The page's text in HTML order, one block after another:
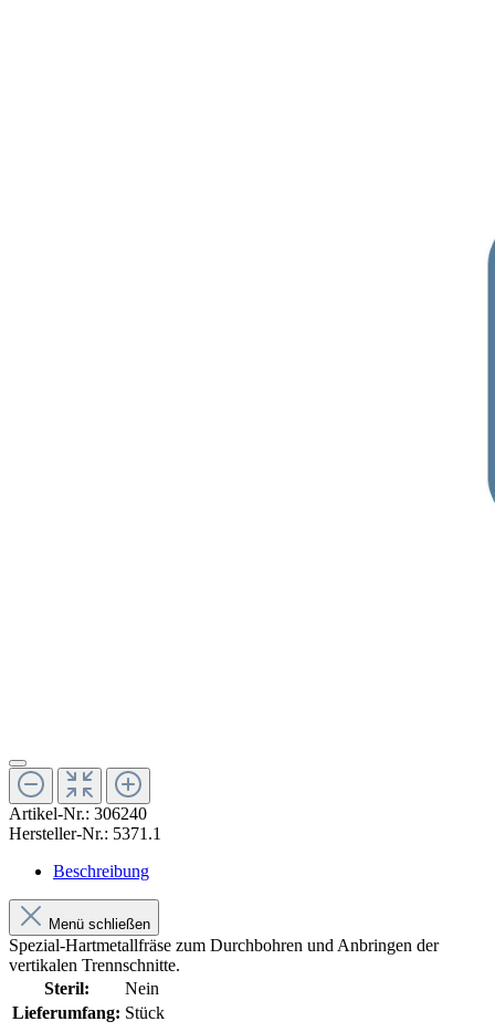
Artikel-Nr.: 306240
Hersteller-Nr.: 5371.1
Beschreibung
Menü schließen
Spezial-Hartmetallfräse zum Durchbohren und Anbringen der
vertikalen Trennschnitte.
Steril:
Nein
Lieferumfang: Stück